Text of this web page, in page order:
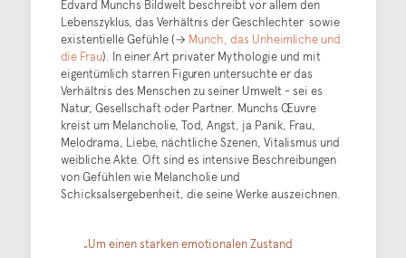
Edvard Munchs Bildwelt beschreibt vor allem den
Lebenszyklus, das Verhältnis der Geschlechter sowie
existentielle Gefühle (→ Munch, das Unheimliche und
die Frau). In einer Art privater Mythologie und mit
eigentümlich starren Figuren untersuchte er das
Verhältnis des Menschen zu seiner Umwelt - sei es
Natur, Gesellschaft oder Partner. Munchs Œuvre
kreist um Melancholie, Tod, Angst, ja Panik, Frau,
Melodrama, Liebe, nächtliche Szenen, Vitalismus und
weibliche Akte. Oft sind es intensive Beschreibungen
von Gefühlen wie Melancholie und
Schicksalsergebenheit, die seine Werke auszeichnen.
„Um einen starken emotionalen Zustand